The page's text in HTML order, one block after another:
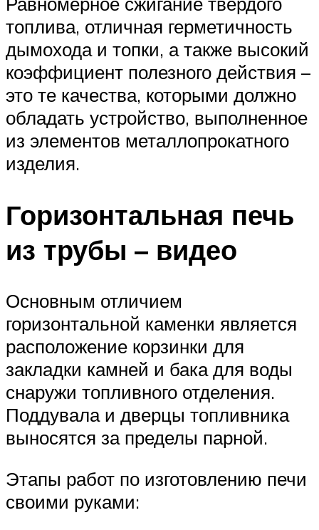
топлива, отличная герметичность
дымохода и топки, а также высокий
коэффициент полезного действия –
это те качества, которыми должно
обладать устройство, выполненное
из элементов металлопрокатного
изделия.
Горизонтальная печь
из трубы – видео
Основным отличием
горизонтальной каменки является
расположение корзинки для
закладки камней и бака для воды
снаружи топливного отделения.
Поддувала и дверцы топливника
выносятся за пределы парной.
Этапы работ по изготовлению печи
своими руками: